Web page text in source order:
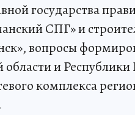
государства
СПГ» и
вопросы
и
комплекса